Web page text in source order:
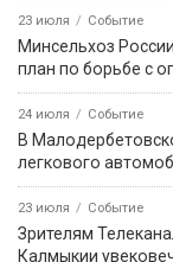
23 июля Событие
Минсельхоз
план по борьбе с
24 июля Событие
В
легкового
23 июля Событие
Зрителям
Калмыкии